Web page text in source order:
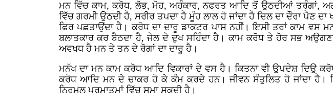
ਮਨ ਵਿੱਚ ਕਾਮ, ਕਰੋਧ, ਲੋਭ, ਮੋਹ, ਅਹੰਕਾਰ, ਨਫਰਤ ਆਦਿ ਤੋਂ ਉਠਦੀਆਂ ਤਰੰਗਾਂ,
ਵਿੱਚ ਗਰਮੀ ਉਠਦੀ ਹੈ, ਸਰੀਰ ਤਪਦਾ ਹੈ ਮੂੰਹ ਲਾਲ ਹੋ ਜਾਂਦਾ ਹੈ ਦਿਲ ਦਾ ਦੌਰਾ ਪੈਣ
ਫਿਰ ਪਛਤਾਉਂਦਾ ਹੈ। ਕਰੋਧ ਦਾ ਦਾਰੂ ਡਾਕਟਰ ਪਾਸ ਨਹੀਂ। ਇਸੀ ਤਰਾਂ ਕਾਮ
ਬਲਾਤਕਾਰ ਕਰ ਬੈਠਦਾ ਹੈ, ਜੇਲ ਦੇ ਦੁਖ ਸਹਿੰਦਾ ਹੈ। ਕਾਮ ਕਰੋਧ ਤੇ ਹੋਰ ਸਭ
ਅਵਖਧ ਹੈ ਮਨ ਤੇ ਤਨ ਦੇ ਰੋਗਾਂ ਦਾ ਦਾਰੂ ਹੈ।
ਮਨੱਖ ਦਾ ਮਨ ਕਾਮ ਕਰੋਧ ਆਦਿ ਵਿਕਾਰਾਂ ਦੇ ਵਸ ਹੈ। ਕਿਤਨਾ ਵੀ ਉਪਦੇਸ਼ ਦਿਉ
ਕਰੋਧ ਆਦਿ ਮਨ ਦੇ ਚਾਕਰ ਹੋ ਕੇ ਕੰਮ ਕਰਦੇ ਹਨ। ਜੀਵਨ ਸੰਤੁਲਿਤ ਹੋ ਜਾਂਦਾ ਹੈ।
ਨਿਰਮਲ ਪਰਮਾਤਮਾਂ ਵਿੱਚ ਸਮਾ ਸਕਦੀ ਹੈ।